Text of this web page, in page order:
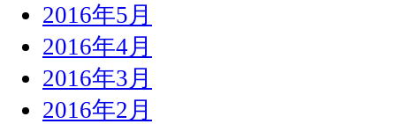
2016年5月
2016年4月
2016年3月
2016年2月